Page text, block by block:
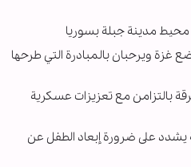
مدينة جبلة بسوريا
غزة ويرحبان بالمبادرة التي طرحها
بالتزامن مع تعزيزات عسكرية
يشدد على ضرورة إبعاد الطفل عن